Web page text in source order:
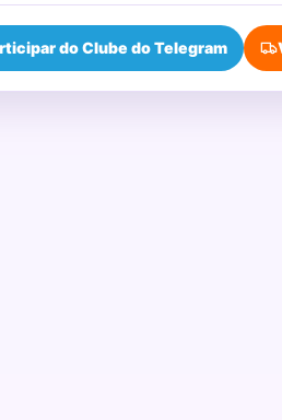
do Clube do Telegram